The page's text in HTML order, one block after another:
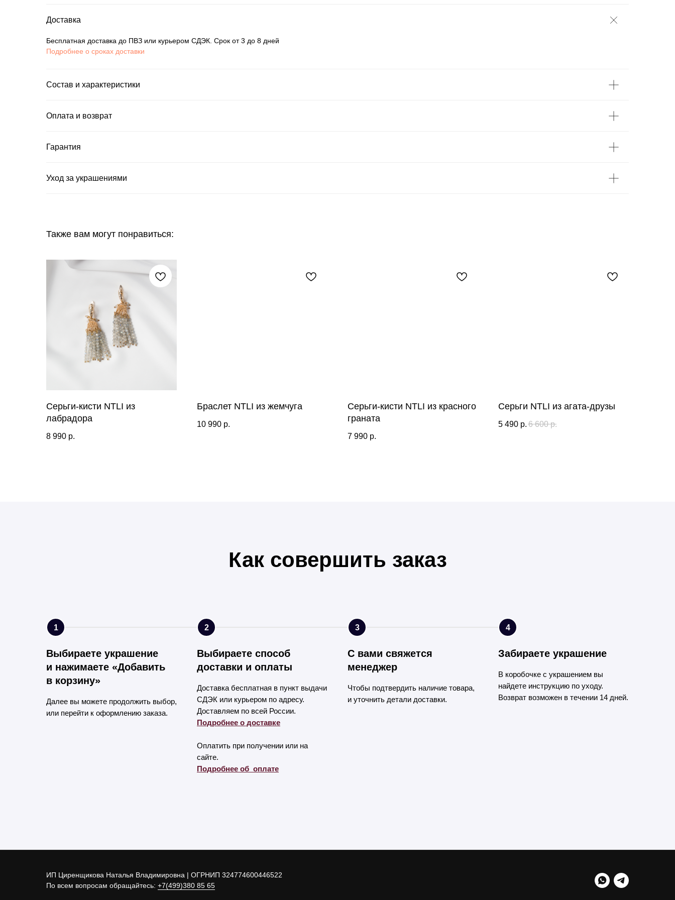
Доставка
Бесплатная доставка до ПВЗ или курьером СДЭК. Срок от 3 до 8 дней
Подробнее о сроках доставки
Состав и характеристики
Оплата и возврат
Гарантия
Уход за украшениями
Также вам могут понравиться:
Серьги-кисти NTLI из
лабрадора
8 990 р.
Браслет NTLI из жемчуга
10 990 р.
Серьги-кисти NTLI из красного
граната
7 990 р.
Серьги NTLI из агата-друзы
5 490 р. 6 600 р.
Как совершить заказ
1
Выбираете украшение
и нажимаете «Добавить
в корзину»
Далее вы можете продолжить выбор,
или перейти к оформлению заказа.
2
Выбираете способ
доставки и оплаты
Доставка бесплатная в пункт выдачи
СДЭК или курьером по адресу.
Доставляем по всей России.
Подробнее о доставке
Оплатить при получении или на
сайте.
Подробнее об оплате
3
С вами свяжется
менеджер
Чтобы подтвердить наличие товара,
и уточнить детали доставки.
4
Забираете украшение
В коробочке с украшением вы
найдете инструкцию по уходу.
Возврат возможен в течении 14 дней.
ИП Циренщикова Наталья Владимировна | ОГРНИП 324774600446522
По всем вопросам обращайтесь: +7(499)380 85 65